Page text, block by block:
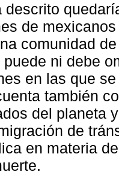
descrito
de
comunidad
ni debe
en las que
también
del planeta
de
en materia